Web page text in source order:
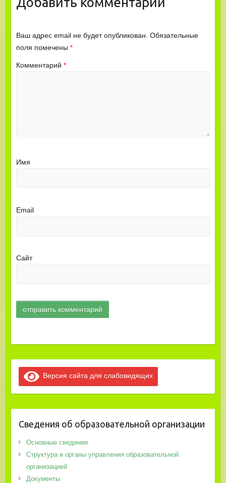
Ваш адрес email не будет опубликован. Обязательные
поля помечены *
Комментарий *
Имя
Email
Сайт
Версия сайта для слабовидящих
Сведения об образовательной организации
Основные сведения
Структура и органы управления образовательной
организацией
Документы